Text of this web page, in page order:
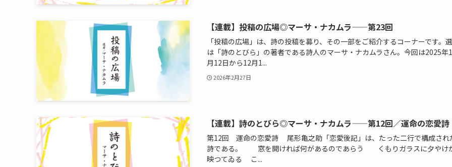
【連載】投稿の広場◎マーサ・ナカムラ——第23回
「投稿の広場」は、詩の投稿を募り、その一部をご紹介するコーナーです。
は「詩のとびら」の著者である詩人のマーサ・ナカムラさん。今回は2025年
月12日から12月1...
2026年2月27日
【連載】詩のとびら◎マーサ・ナカムラ——第12回／運命の恋愛詩
第12回 運命の恋愛詩 尾形亀之助「恋愛後記」は、たった二行で構成され
詩である。 窓を開ければ何があるのであらう くもりガラスに夕やけ
映つてゐる こ...